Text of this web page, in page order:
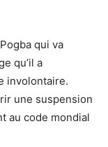
qui va
qu’il a
involontaire.
une suspension
au code mondial